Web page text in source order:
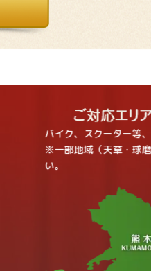
バイク、スクーター等
※一部地域（天草・球
い。